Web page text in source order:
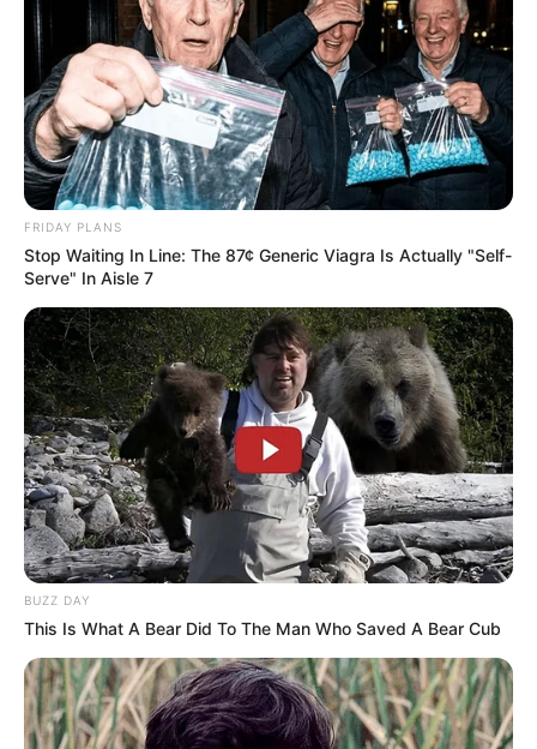
FRIDAY PLANS
Stop Waiting In Line: The 87¢ Generic Viagra Is Actually "Self-
Serve" In Aisle 7
BUZZ DAY
This Is What A Bear Did To The Man Who Saved A Bear Cub